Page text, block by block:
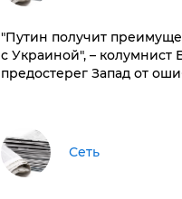
"Путин получит
с Украиной", – колумнист
предостерег Запад от
Сеть